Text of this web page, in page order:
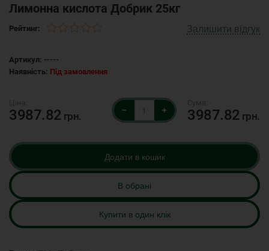
Лимонна кислота Добрик 25кг
Рейтинг: Залишити відгук
Артикул: -----
Наявність: Під замовлення
3987.82 грн.
– + 3987.82 грн.
Додати в кошик
В обрані
Купити в один клік